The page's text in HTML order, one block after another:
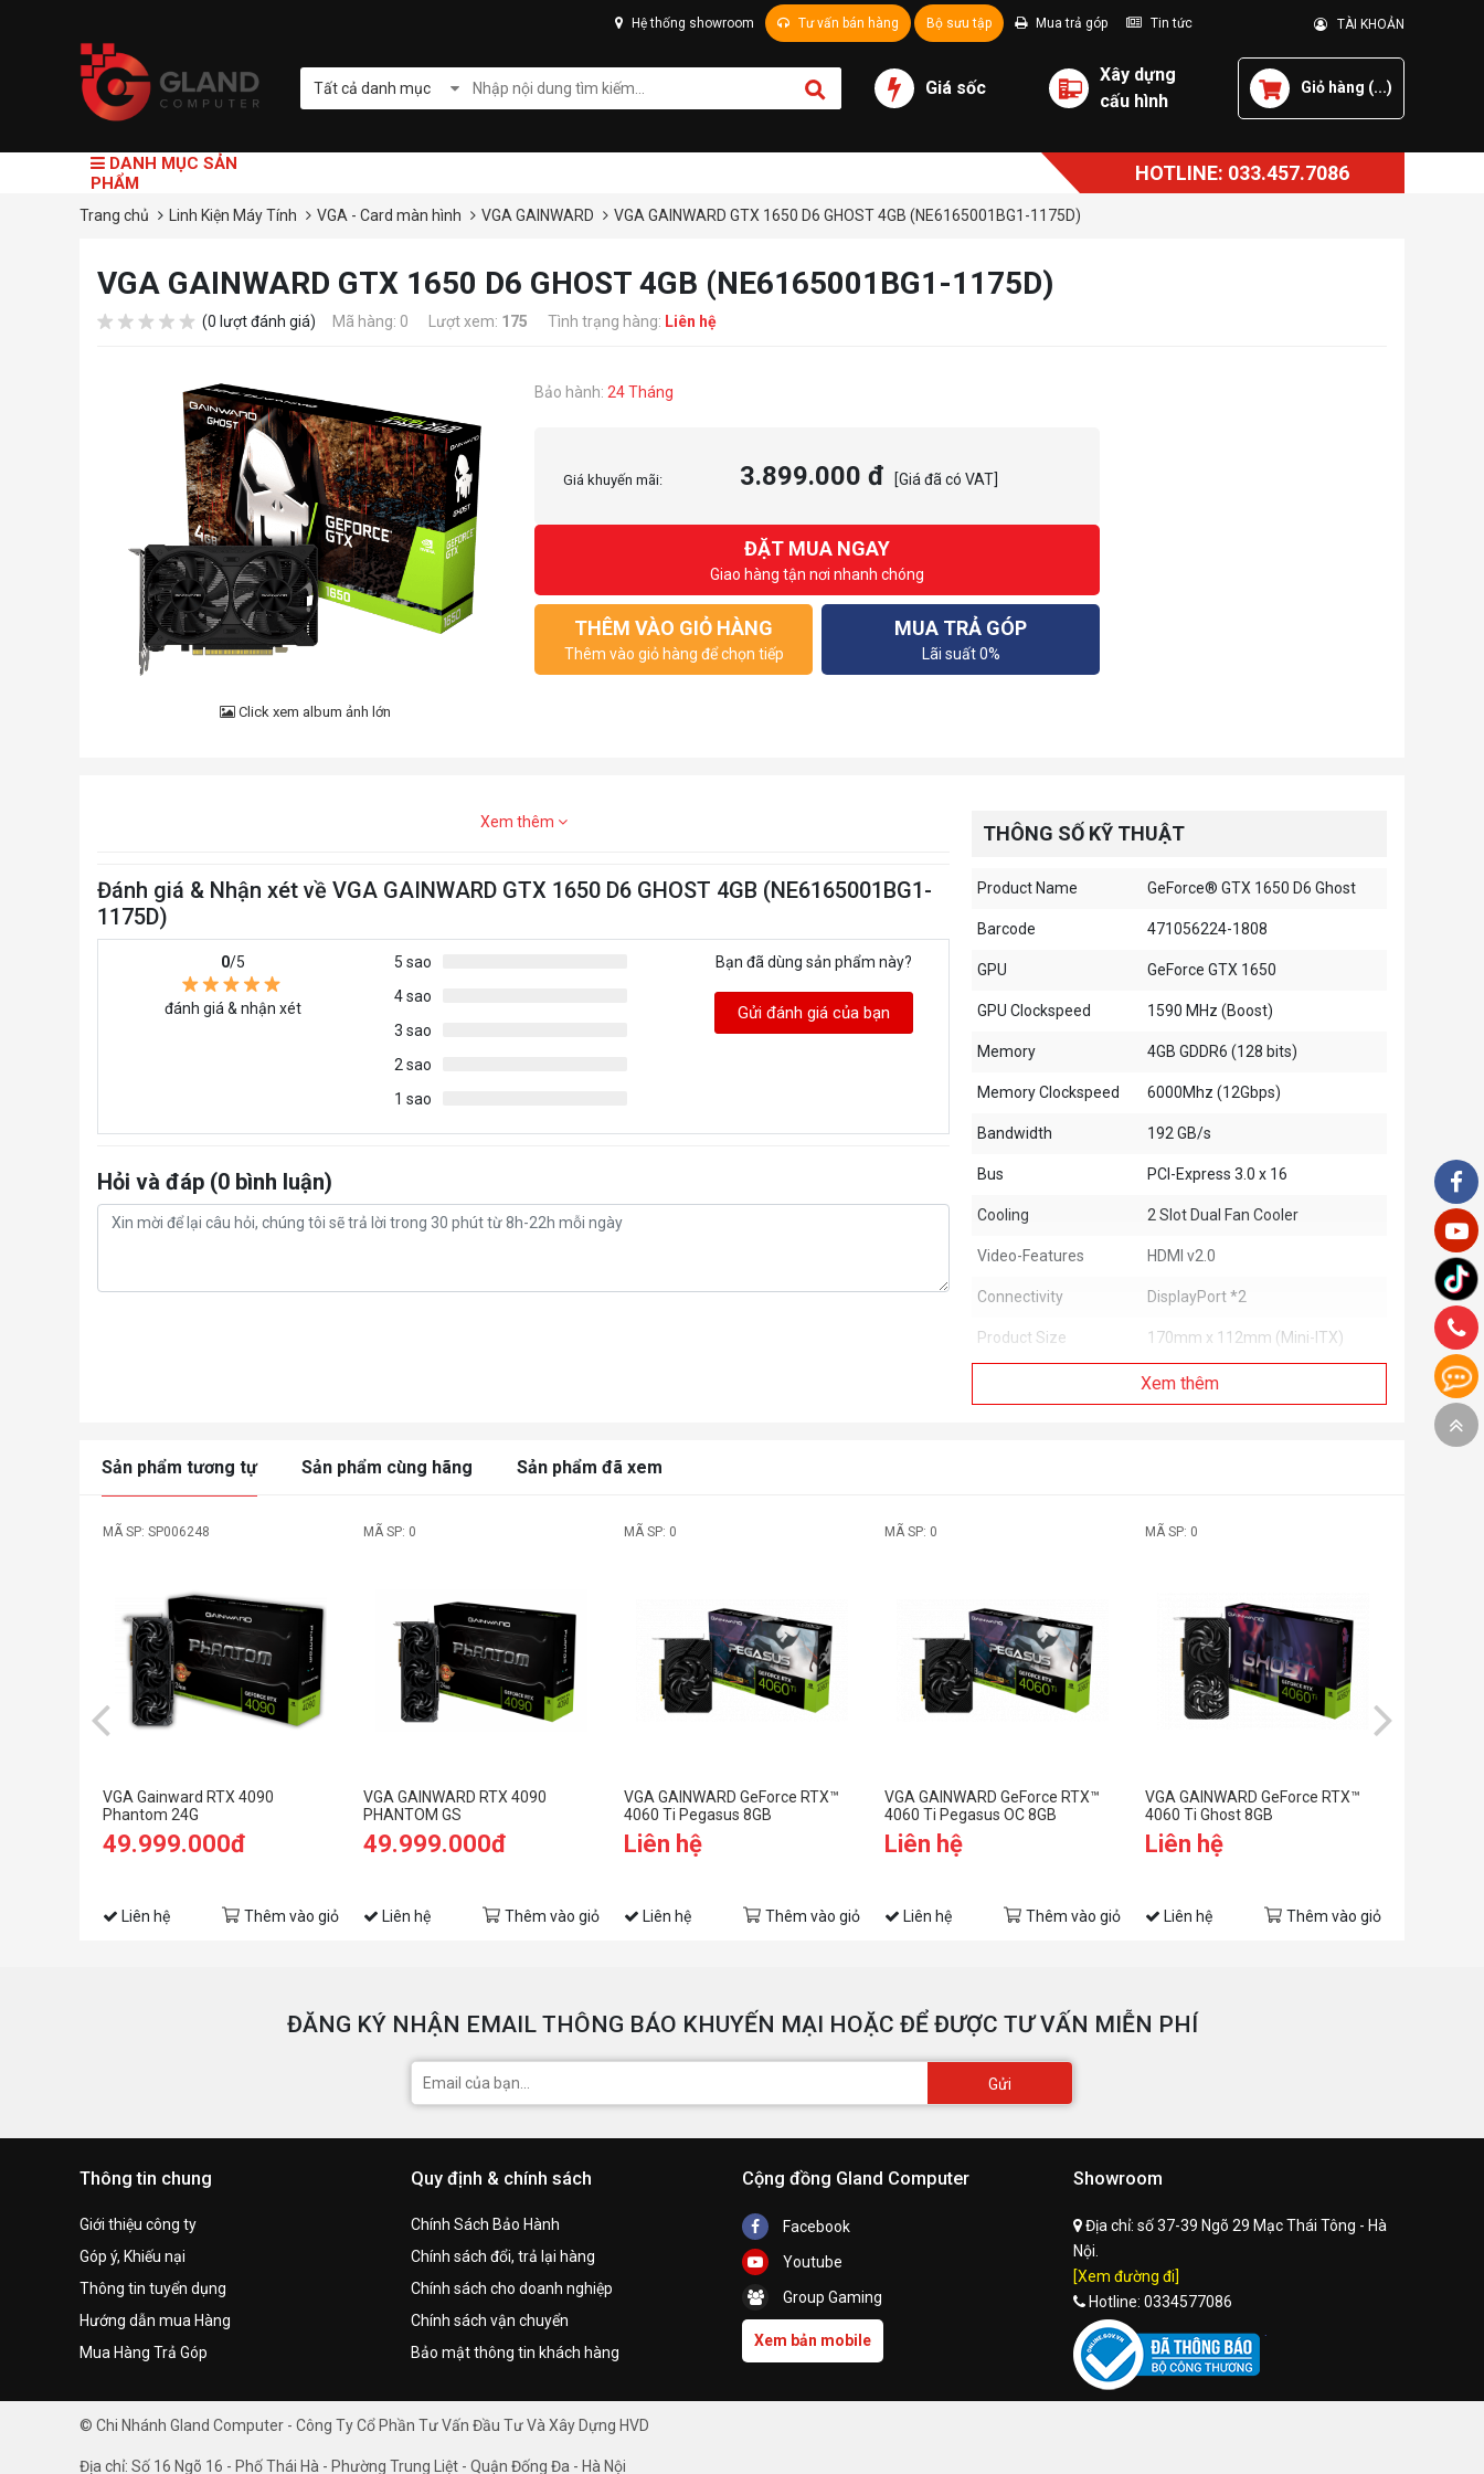
Hệ thống showroom Tư vấn bán hàng Bộ sưu tập Mua trả góp Tin tức TÀI KHOẢN
Tất cả danh mục Giá sốc
Xây dựng
cấu hình
Giỏ hàng (...)
DANH MỤC SẢN
PHẨM
HOTLINE: 033.457.7086
Trang chủ Linh Kiện Máy Tính VGA - Card màn hình VGA GAINWARD VGA GAINWARD GTX 1650 D6 GHOST 4GB (NE6165001BG1-1175D)
VGA GAINWARD GTX 1650 D6 GHOST 4GB (NE6165001BG1-1175D)
(0 lượt đánh giá) Mã hàng: 0 Lượt xem: 175 Tình trạng hàng: Liên hệ
Click xem album ảnh lớn
Bảo hành: 24 Tháng
Giá khuyến mãi: 3.899.000 đ [Giá đã có VAT]
ĐẶT MUA NGAY
Giao hàng tận nơi nhanh chóng
THÊM VÀO GIỎ HÀNG
Thêm vào giỏ hàng để chọn tiếp
MUA TRẢ GÓP
Lãi suất 0%
Xem thêm
Đánh giá & Nhận xét về VGA GAINWARD GTX 1650 D6 GHOST 4GB (NE6165001BG1-
1175D)
0/5
đánh giá & nhận xét
5 sao
4 sao
3 sao
2 sao
1 sao
Bạn đã dùng sản phẩm này?
Gửi đánh giá của bạn
Hỏi và đáp (0 bình luận)
THÔNG SỐ KỸ THUẬT
Product Name GeForce® GTX 1650 D6 Ghost
Barcode 471056224-1808
GPU GeForce GTX 1650
GPU Clockspeed 1590 MHz (Boost)
Memory 4GB GDDR6 (128 bits)
Memory Clockspeed 6000Mhz (12Gbps)
Bandwidth 192 GB/s
Bus PCI-Express 3.0 x 16
Cooling 2 Slot Dual Fan Cooler
Video-Features HDMI v2.0
Connectivity DisplayPort *2
Product Size 170mm x 112mm (Mini-ITX)
6-pin
Xem thêm
Sản phẩm tương tự Sản phẩm cùng hãng Sản phẩm đã xem
MÃ SP: SP006248
VGA Gainward RTX 4090
Phantom 24G
49.999.000đ
Liên hệ Thêm vào giỏ
MÃ SP: 0
VGA GAINWARD RTX 4090
PHANTOM GS
49.999.000đ
Liên hệ Thêm vào giỏ
MÃ SP: 0
VGA GAINWARD GeForce RTX™
4060 Ti Pegasus 8GB
Liên hệ
Liên hệ Thêm vào giỏ
MÃ SP: 0
VGA GAINWARD GeForce RTX™
4060 Ti Pegasus OC 8GB
Liên hệ
Liên hệ Thêm vào giỏ
MÃ SP: 0
VGA GAINWARD GeForce RTX™
4060 Ti Ghost 8GB
Liên hệ
Liên hệ Thêm vào giỏ
ĐĂNG KÝ NHẬN EMAIL THÔNG BÁO KHUYẾN MẠI HOẶC ĐỂ ĐƯỢC TƯ VẤN MIỄN PHÍ
Gửi
Thông tin chung
Giới thiệu công ty
Góp ý, Khiếu nại
Thông tin tuyển dụng
Hướng dẫn mua Hàng
Mua Hàng Trả Góp
Quy định & chính sách
Chính Sách Bảo Hành
Chính sách đổi, trả lại hàng
Chính sách cho doanh nghiệp
Chính sách vận chuyển
Bảo mật thông tin khách hàng
Cộng đồng Gland Computer
Facebook
Youtube
Group Gaming
Xem bản mobile
Showroom
Địa chỉ: số 37-39 Ngõ 29 Mạc Thái Tông - Hà
Nội.
[Xem đường đi]
Hotline: 0334577086
© Chi Nhánh Gland Computer - Công Ty Cổ Phần Tư Vấn Đầu Tư Và Xây Dựng HVD
Địa chỉ: Số 16 Ngõ 16 - Phố Thái Hà - Phường Trung Liệt - Quận Đống Đa - Hà Nội